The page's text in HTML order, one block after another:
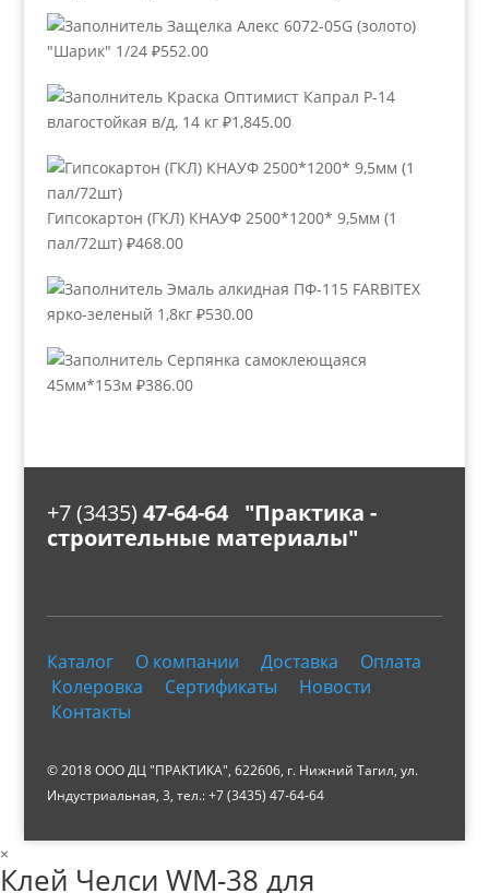
Защелка Алекс 6072-05G (золото)
"Шарик" 1/24 ₽552.00
Краска Оптимист Капрал Р-14
влагостойкая в/д, 14 кг ₽1,845.00
Гипсокартон (ГКЛ) КНАУФ 2500*1200* 9,5мм (1
пал/72шт) ₽468.00
Эмаль алкидная ПФ-115 FARBITEX
ярко-зеленый 1,8кг ₽530.00
Серпянка самоклеющаяся
45мм*153м ₽386.00
+7 (3435) 47-64-64 "Практика -
строительные материалы"
Каталог О компании Доставка
Оплата
Колеровка
Сертификаты
Новости
Контакты
© 2018 ООО ДЦ "ПРАКТИКА", 622606, г. Нижний Тагил, ул.
Индустриальная, 3, тел.: +7 (3435) 47-64-64
×
Клей Челси WM-38 для